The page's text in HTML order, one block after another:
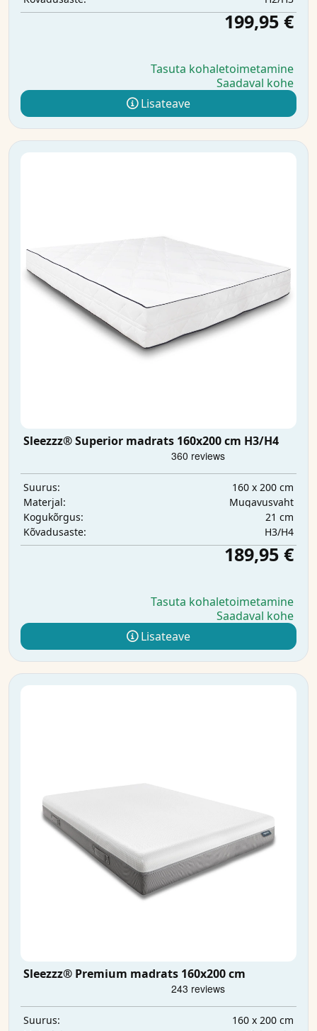
199,95 €
Tasuta kohaletoimetamine
Saadaval kohe
Lisateave
Sleezzz® Superior madrats 160x200 cm H3/H4
Suurus:
160 x 200 cm
Materjal:
Mugavusvaht
Kogukõrgus:
21 cm
Kõvadusaste:
H3/H4
189,95 €
Tasuta kohaletoimetamine
Saadaval kohe
Lisateave
Sleezzz® Premium madrats 160x200 cm
Suurus:
160 x 200 cm